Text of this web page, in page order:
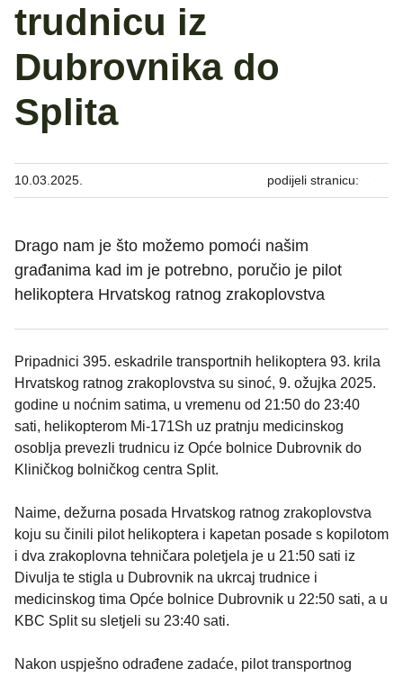
trudnicu iz
Dubrovnika do
Splita
10.03.2025. podijeli stranicu:
Drago nam je što možemo pomoći našim
građanima kad im je potrebno, poručio je pilot
helikoptera Hrvatskog ratnog zrakoplovstva
Pripadnici 395. eskadrile transportnih helikoptera 93. krila
Hrvatskog ratnog zrakoplovstva su sinoć, 9. ožujka 2025.
godine u noćnim satima, u vremenu od 21:50 do 23:40
sati, helikopterom Mi-171Sh uz pratnju medicinskog
osoblja prevezli trudnicu iz Opće bolnice Dubrovnik do
Kliničkog bolničkog centra Split.
Naime, dežurna posada Hrvatskog ratnog zrakoplovstva
koju su činili pilot helikoptera i kapetan posade s kopilotom
i dva zrakoplovna tehničara poletjela je u 21:50 sati iz
Divulja te stigla u Dubrovnik na ukrcaj trudnice i
medicinskog tima Opće bolnice Dubrovnik u 22:50 sati, a u
KBC Split su sletjeli su 23:40 sati.
Nakon uspješno odrađene zadaće, pilot transportnog